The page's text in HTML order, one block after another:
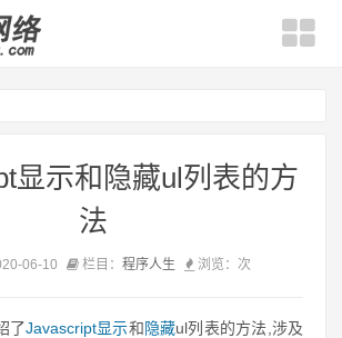
显示和隐藏ul列表的方
法
06-10 栏目： 程序人生 浏览： 次
了Javascript显示和隐藏ul列表的方法,涉及